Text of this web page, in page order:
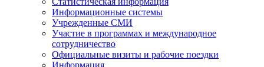
Информационные системы
Учрежденные СМИ
Участие в программах и международное
сотрудничество
Официальные визиты и рабочие поездки